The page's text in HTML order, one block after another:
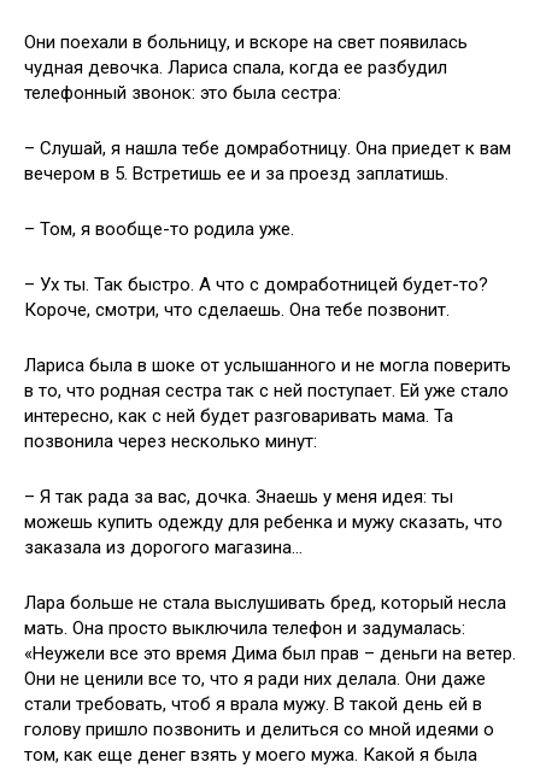
Они поехали в больницу, и вскоре на свет появилась
чудная девочка. Лариса спала, когда ее разбудил
телефонный звонок: это была сестра:
– Слушай, я нашла тебе домработницу. Она приедет к вам
вечером в 5. Встретишь ее и за проезд заплатишь.
– Том, я вообще-то родила уже.
– Ух ты. Так быстро. А что с домработницей будет-то?
Короче, смотри, что сделаешь. Она тебе позвонит.
Лариса была в шоке от услышанного и не могла поверить
в то, что родная сестра так с ней поступает. Ей уже стало
интересно, как с ней будет разговаривать мама. Та
позвонила через несколько минут:
– Я так рада за вас, дочка. Знаешь у меня идея: ты
можешь купить одежду для ребенка и мужу сказать, что
заказала из дорогого магазина…
Лара больше не стала выслушивать бред, который несла
мать. Она просто выключила телефон и задумалась:
«Неужели все это время Дима был прав – деньги на ветер.
Они не ценили все то, что я ради них делала. Они даже
стали требовать, чтоб я врала мужу. В такой день ей в
голову пришло позвонить и делиться со мной идеями о
том, как еще денег взять у моего мужа. Какой я была